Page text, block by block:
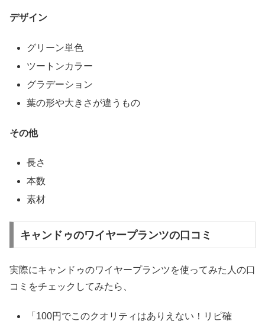
デザイン
グリーン単色
ツートンカラー
グラデーション
葉の形や大きさが違うもの
その他
長さ
本数
素材
キャンドゥのワイヤープランツの口コミ
実際にキャンドゥのワイヤープランツを使ってみた人の口
コミをチェックしてみたら、
「100円でこのクオリティはありえない！リピ確